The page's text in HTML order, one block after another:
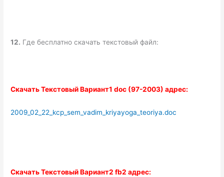
12. Где бесплатно скачать текстовый файл:
Скачать Текстовый Вариант1 doc (97-2003) адрес:
2009_02_22_kcp_sem_vadim_kriyayoga_teoriya.doc
Скачать Текстовый Вариант2 fb2 адрес: